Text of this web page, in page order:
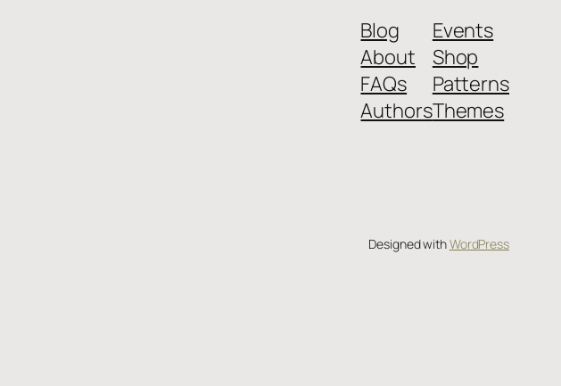
Blog
About
FAQs
Authors
Events
Shop
Patterns
Themes
Designed withWordPress